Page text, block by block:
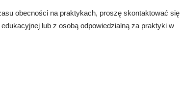
obecności na praktykach, proszę skontaktować się
lub z osobą odpowiedzialną za praktyki w